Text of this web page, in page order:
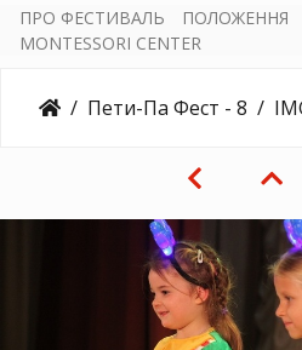
ПРО ФЕСТИВАЛЬ ПОЛОЖЕННЯ
MONTESSORI CENTER
Пети-Па Фест - 8